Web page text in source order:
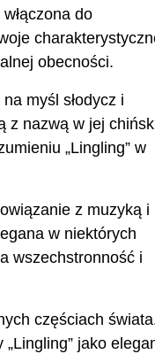
do
obecności.
myśl słodycz i
z nazwą w jej
„Lingling” w
z muzyką i
w niektórych
wszechstronność i
częściach
jako